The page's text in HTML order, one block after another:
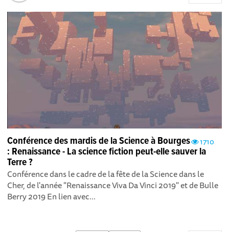
1710
Conférence des mardis de la Science à Bourges
: Renaissance - La science fiction peut-elle sauver la
Terre ?
Conférence dans le cadre de la fête de la Science dans le
Cher, de l'année "Renaissance Viva Da Vinci 2019" et de Bulle
Berry 2019 En lien avec...